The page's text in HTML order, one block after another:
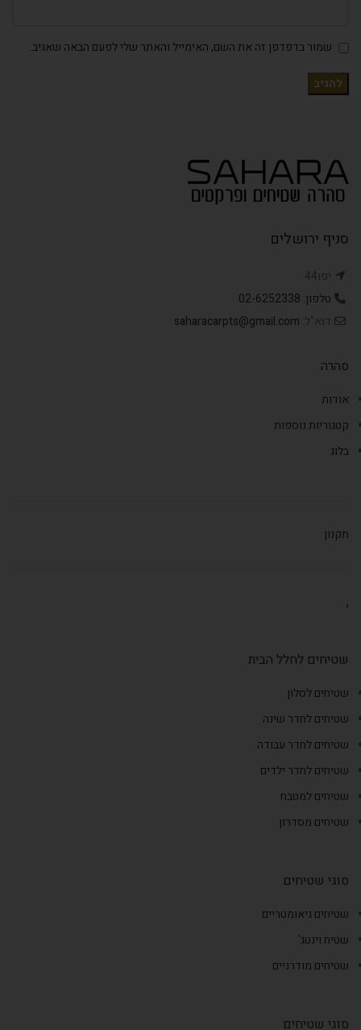
שמור בדפדפן זה את השם, האימייל והאתר שלי לפעם הבאה שאגיב.
סניף ירושלים
יפו44
טלפון: 02-6252338
דוא"ל: saharacarpts@gmail.com
סהרה
אודות
קטגוריות נוספות
בלוג
תקנון
,
שטיחים לחלל הבית
שטיחים לסלון
שטיחים לחדר שינה
שטיחים לחדר עבודה
שטיחים לחדר ילדים
שטיחים למטבח
שטיחים מסדרון
סוגי שטיחים
שטיחים גיאומטריים
שטיח וינטג'
שטיחים מודרניים
סוגי שטיחים